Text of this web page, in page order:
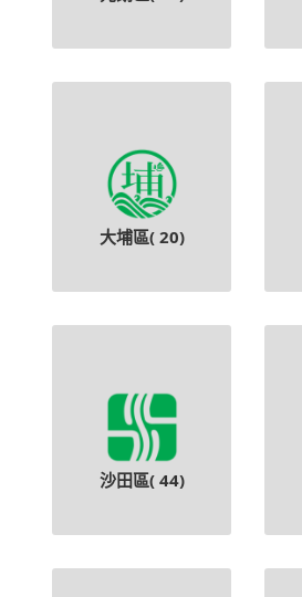
大埔區( 20)
沙田區( 44)